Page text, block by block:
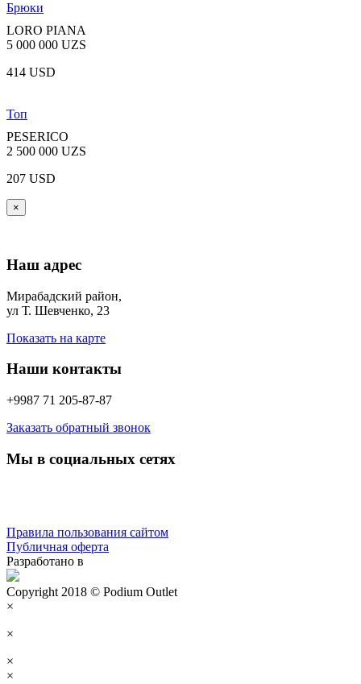
Брюки
LORO PIANA
5 000 000 UZS
414 USD
Топ
PESERICO
2 500 000 UZS
207 USD
×
Наш адрес
Мирабадский район,
ул Т. Шевченко, 23
Показать на карте
Наши контакты
+9987 71 205-87-87
Заказать обратный звонок
Мы в социальных сетях
Правила пользования сайтом
Публичная оферта
Разработано в
Copyright 2018 © Podium Outlet
×
×
×
×